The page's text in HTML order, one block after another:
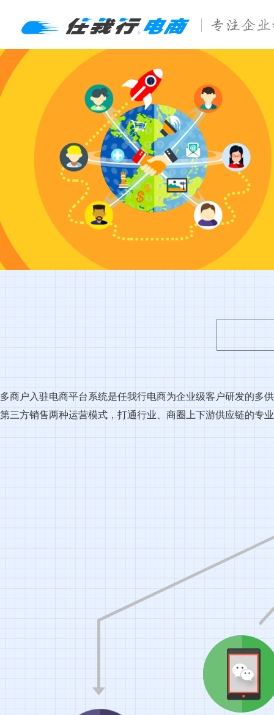
多商户入驻电商平台系统是任我行电商为企业级客户研发的多
第三方销售两种运营模式，打通行业、商圈上下游供应链的专业